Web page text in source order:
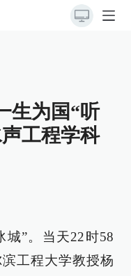
生为国“听
工程学科
城”。当天22时58
工程大学教授杨